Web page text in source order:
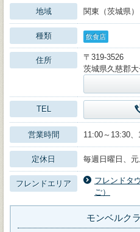
地域 関東（茨城県）
種類 飲食店
住所
〒319-3526
茨城県久慈郡
TEL
営業時間 11:00～13:30
定休日 毎週日曜日、元
フレンドエリア
フレンドタ
ご）
モンベルク